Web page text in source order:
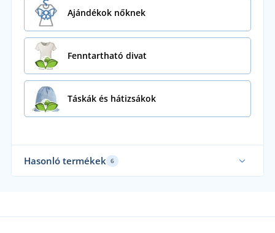
Ajándékok nőknek
Fenntartható divat
Táskák és hátizsákok
Hasonló termékek 6